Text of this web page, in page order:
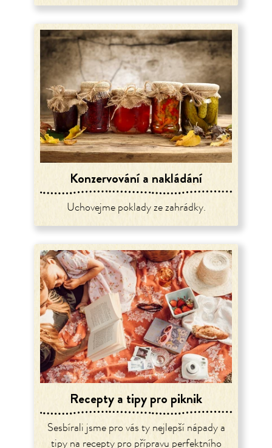
Konzervování a nakládání
Uchovejme poklady ze zahrádky.
Recepty a tipy pro piknik
Sesbírali jsme pro vás ty nejlepší nápady a
tipy na recepty pro přípravu perfektního